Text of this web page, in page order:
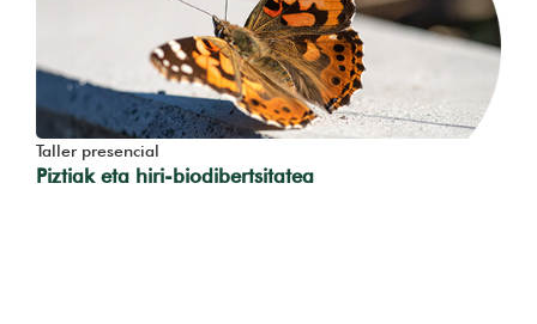
Taller presencial
Piztiak eta hiri-biodibertsitatea